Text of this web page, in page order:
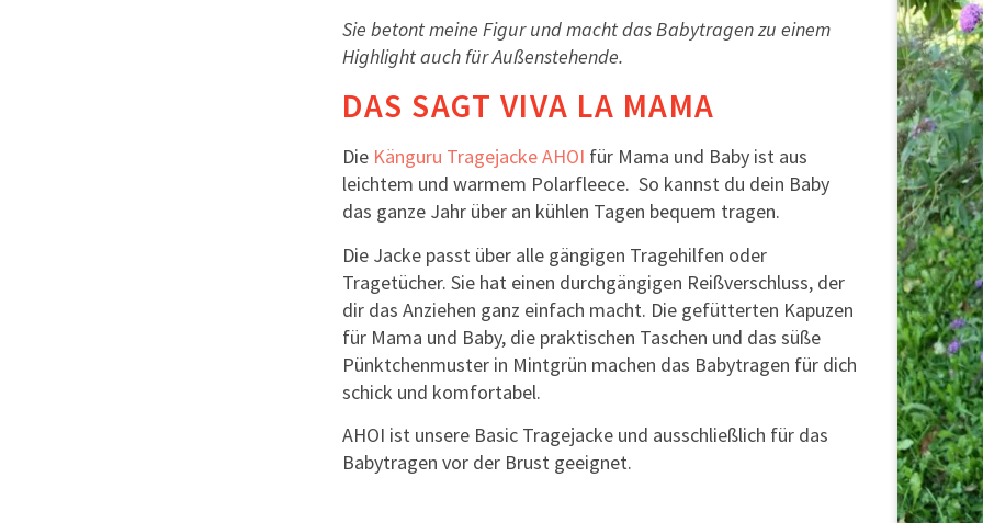
Sie betont meine Figur und macht das Babytragen zu einem
Highlight auch für Außenstehende.
DAS SAGT VIVA LA MAMA
Die Känguru Tragejacke AHOI für Mama und Baby ist aus
leichtem und warmem Polarfleece. So kannst du dein Baby
das ganze Jahr über an kühlen Tagen bequem tragen.
Die Jacke passt über alle gängigen Tragehilfen oder
Tragetücher. Sie hat einen durchgängigen Reißverschluss, der
dir das Anziehen ganz einfach macht. Die gefütterten Kapuzen
für Mama und Baby, die praktischen Taschen und das süße
Pünktchenmuster in Mintgrün machen das Babytragen für dich
schick und komfortabel.
AHOI ist unsere Basic Tragejacke und ausschließlich für das
Babytragen vor der Brust geeignet.